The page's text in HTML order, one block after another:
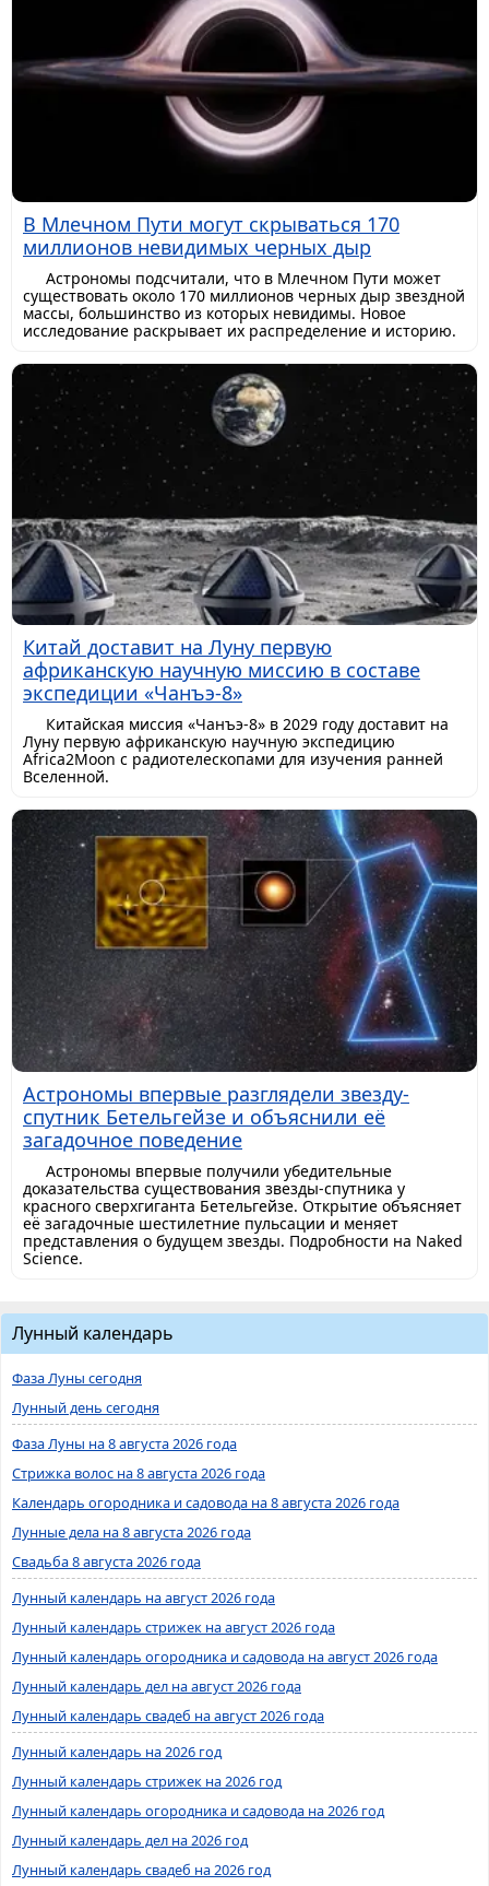
В Млечном Пути могут скрываться 170
миллионов невидимых черных дыр
Астрономы подсчитали, что в Млечном Пути может
существовать около 170 миллионов черных дыр звездной
массы, большинство из которых невидимы. Новое
исследование раскрывает их распределение и историю.
Китай доставит на Луну первую
африканскую научную миссию в составе
экспедиции «Чанъэ-8»
Китайская миссия «Чанъэ-8» в 2029 году доставит на
Луну первую африканскую научную экспедицию
Africa2Moon с радиотелескопами для изучения ранней
Вселенной.
Астрономы впервые разглядели звезду-
спутник Бетельгейзе и объяснили её
загадочное поведение
Астрономы впервые получили убедительные
доказательства существования звезды-спутника у
красного сверхгиганта Бетельгейзе. Открытие объясняет
её загадочные шестилетние пульсации и меняет
представления о будущем звезды. Подробности на Naked
Science.
Лунный календарь
Фаза Луны сегодня
Лунный день сегодня
Фаза Луны на 8 августа 2026 года
Стрижка волос на 8 августа 2026 года
Календарь огородника и садовода на 8 августа 2026 года
Лунные дела на 8 августа 2026 года
Свадьба 8 августа 2026 года
Лунный календарь на август 2026 года
Лунный календарь стрижек на август 2026 года
Лунный календарь огородника и садовода на август 2026 года
Лунный календарь дел на август 2026 года
Лунный календарь свадеб на август 2026 года
Лунный календарь на 2026 год
Лунный календарь стрижек на 2026 год
Лунный календарь огородника и садовода на 2026 год
Лунный календарь дел на 2026 год
Лунный календарь свадеб на 2026 год